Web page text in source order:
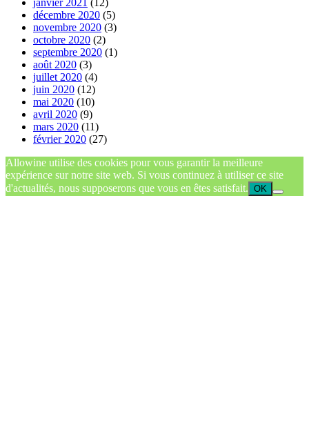
décembre 2020 (5)
novembre 2020 (3)
octobre 2020 (2)
septembre 2020 (1)
août 2020 (3)
juillet 2020 (4)
juin 2020 (12)
mai 2020 (10)
avril 2020 (9)
mars 2020 (11)
février 2020 (27)
Allowine utilise des cookies pour vous garantir la meilleure
expérience sur notre site web. Si vous continuez à utiliser ce site
d'actualités, nous supposerons que vous en êtes satisfait. OK